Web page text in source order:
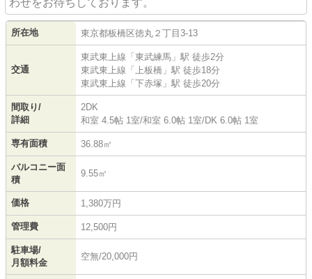
わせをお待ちしております。
所在地 東京都板橋区徳丸 ２丁目3-13
交通
東武東上線 「 東武練馬 」駅 徒歩2分
東武東上線 「 上板橋 」駅 徒歩18分
東武東上線 「 下赤塚 」駅 徒歩20分
間取り/
詳細
2DK
和室 4.5帖 1室/和室 6.0帖 1室/DK 6.0帖 1室
専有面積 36.88㎡
バルコニー面
積
9.55㎡
価格 1,380万円
管理費 12,500円
駐車場/
月額料金
空無/20,000円